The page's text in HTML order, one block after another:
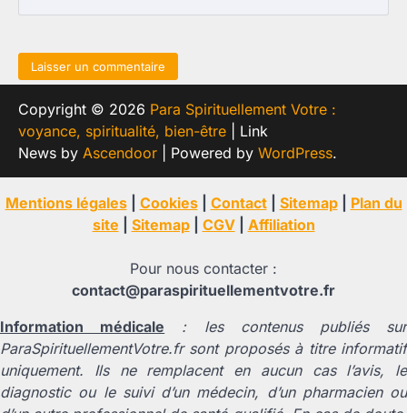
Copyright © 2026 Para Spirituellement Votre :
voyance, spiritualité, bien-être | Link
News by Ascendoor | Powered by WordPress.
Mentions légales| Cookies| Contact| Sitemap| Plan du
site
Sitemap| CGV| Affiliation
Pour nous contacter :
contact@paraspirituellementvotre.fr
Information médicale : les contenus publiés sur
ParaSpirituellementVotre.fr sont proposés à titre informatif
uniquement. Ils ne remplacent en aucun cas l’avis, le
diagnostic ou le suivi d’un médecin, d’un pharmacien ou